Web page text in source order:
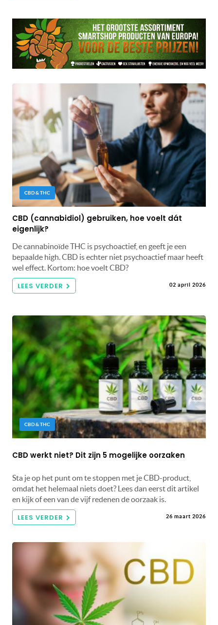
CBD & THC
CBD (cannabidiol) gebruiken, hoe voelt dát
eigenlijk?
De cannabinoïde THC is psychoactief, en geeft je een
bepaalde high. CBD is echter niet psychoactief maar heeft
wel effect. Kortom: hoe voelt CBD?
LEES VERDER 02 april 2026
CBD & THC
CBD werkt niet? Dit zijn 5 mogelijke oorzaken
Sta je op het punt om te stoppen met je CBD-product,
omdat het helemaal niets doet? Lees dan eerst dit artikel
en kijk of een van de vijf redenen de oorzaak is.
LEES VERDER 26 maart 2026